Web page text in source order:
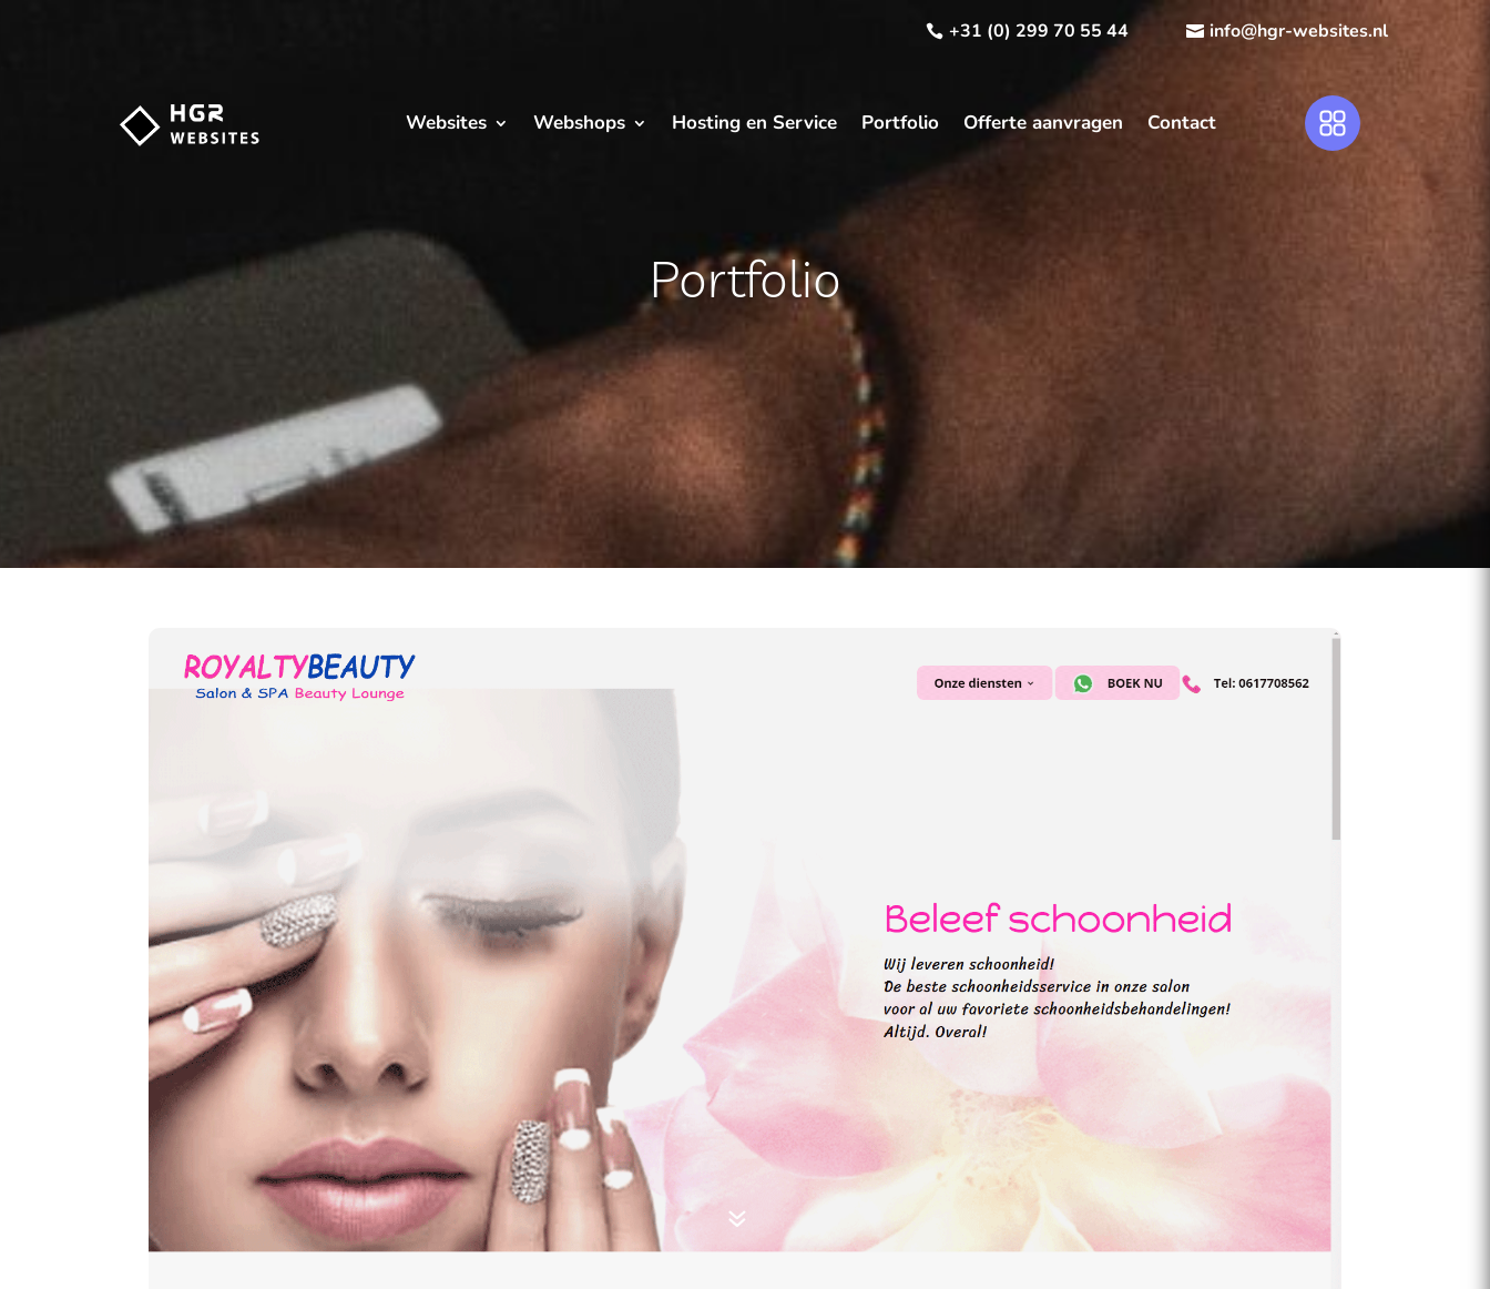
+31 (0) 299 70 55 44 info@hgr-websites.nl
Websites Webshops Hosting en Service Portfolio Offerte aanvragen Contact
Portfolio